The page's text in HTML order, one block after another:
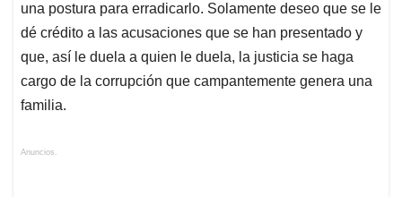
una postura para erradicarlo. Solamente deseo que se le
dé crédito a las acusaciones que se han presentado y
que, así le duela a quien le duela, la justicia se haga
cargo de la corrupción que campantemente genera una
familia.
Anuncios.